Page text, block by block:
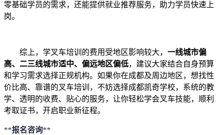
零基础学员的需求，还能提供就业推荐服务，助力学员快速上
岗。
综上，学叉车培训的费用受地区影响较大， 一线城市偏
高、二三线城市适中、偏远地区偏低，建议大家结合自身预算
和学习需求选择正规机构。如果你在成都及周边地区，想找性
价比高、靠谱的叉车培训，不妨选择成都凯奇学校，系统的教
学、透明的收费、贴心的服务，让你轻松学会叉车技能，顺利
考取证书，开启职业新征程。
**报名咨询**